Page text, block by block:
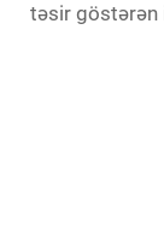
təsir göstərən